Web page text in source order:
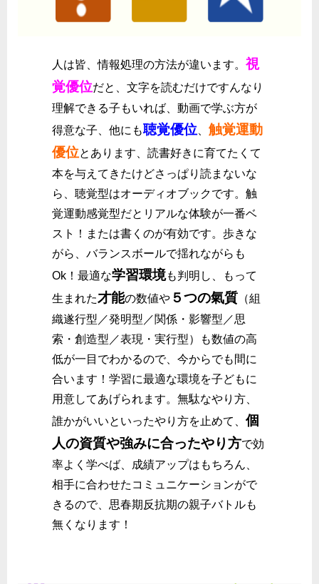
人は皆、情報処理の方法が違います。 視
覚優位だと、文字を読むだけですんなり
理解できる子もいれば、動画で学ぶ方が
得意な子、他にも聴覚優位
触覚運動
優位とあります、読書好きに育てたくて
本を与えてきたけどさっぱり読まないな
ら、聴覚型はオーディオブックです。触
覚運動感覚型だとリアルな体験が一番ベ
スト！または書くのが有効です。歩きな
がら、バランスボールで揺れながらも
Ok！最適な学習環境も判明し、もって
生まれた才能の数値や ５つの氣質 （組
織遂行型／発明型／関係・影響型／思
索・創造型／表現・実行型）も数値の高
低が一目でわかるので、今からでも間に
合います！学習に最適な環境を子どもに
用意してあげられます。無駄なやり方、
誰かがいいといったやり方を止めて、 個
人の資質や強みに合ったやり方で効
率よく学べば、成績アップはもちろん、
相手に合わせたコミュニケーションがで
きるので、思春期反抗期の親子バトルも
無くなります！